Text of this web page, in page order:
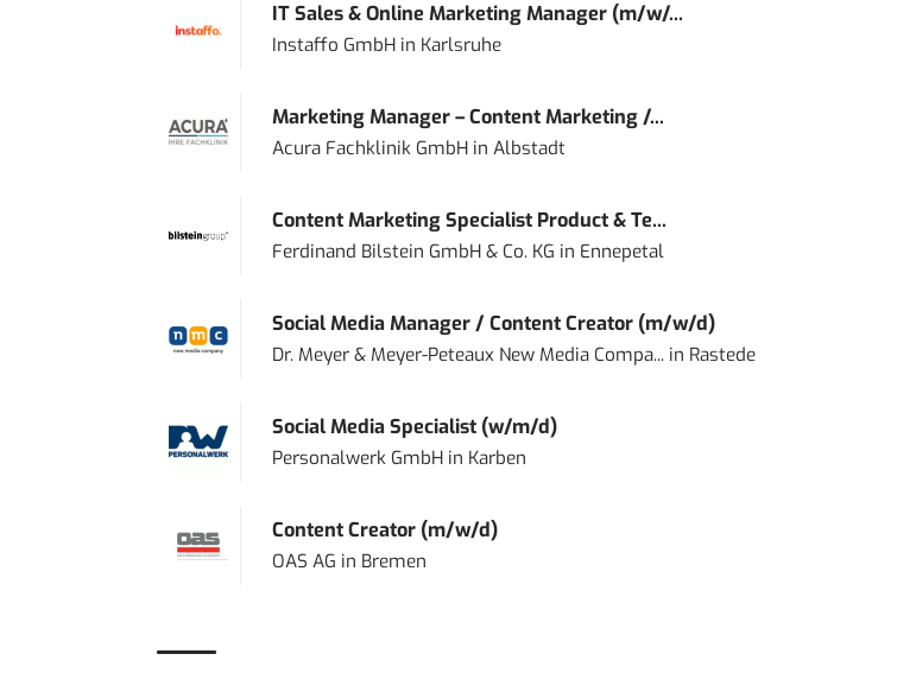
IT Sales & Online Marketing Manager (m/w/...
Instaffo GmbHin Karlsruhe
Marketing Manager – Content Marketing /...
Acura Fachklinik GmbHin Albstadt
Content Marketing Specialist Product & Te...
Ferdinand Bilstein GmbH & Co. KG in Ennepetal
Social Media Manager / Content Creator (m/w/d)
Dr. Meyer & Meyer-Peteaux New Media Compa...in Rastede
Social Media Specialist (w/m/d)
Personalwerk GmbHin Karben
Content Creator (m/w/d)
OAS AG in Bremen